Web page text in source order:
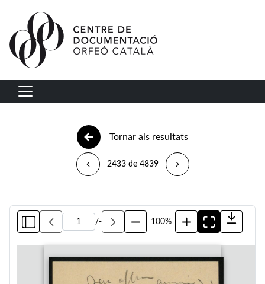
Vés al contingut
Navegació principal
Tornar als resultats
2433 de 4839
/- 100%